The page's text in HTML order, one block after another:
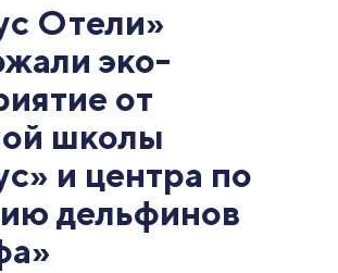
Отели»
эко-
от
школы
и центра по
дельфинов